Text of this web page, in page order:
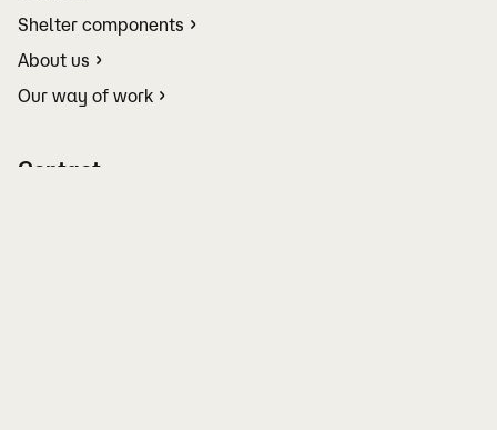
Shelter components
About us
Our way of work
Contact